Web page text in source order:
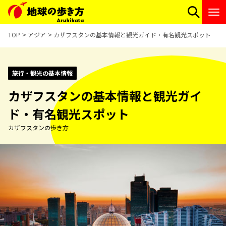
TOP アジア カザフスタンの基本情報と観光ガイド・有名観光スポット
旅行・観光の基本情報
カザフスタンの基本情報と観光ガイ
ド・有名観光スポット
カザフスタンの歩き方